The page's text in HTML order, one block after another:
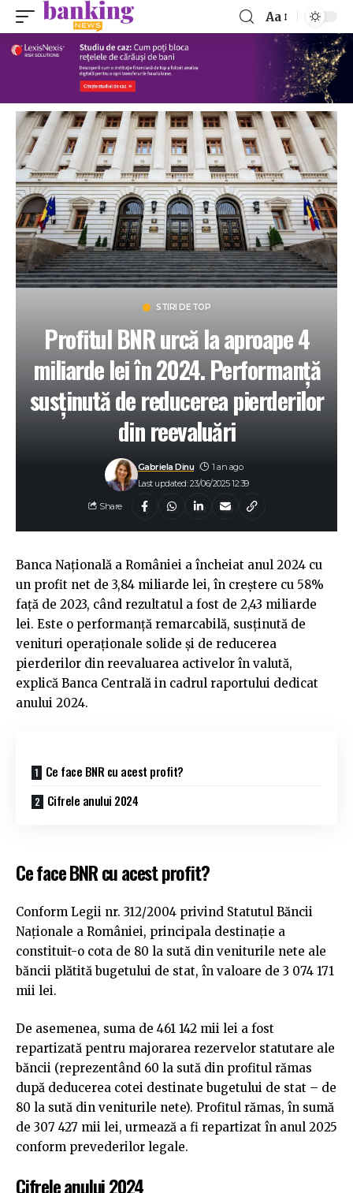
Aa
STIRI DE TOP
Profitul BNR urcă la aproape 4
miliarde lei în 2024. Performanță
susținută de reducerea pierderilor
din reevaluări
Last updated: 23/06/2025 12:39
Gabriela Dinu 1 an ago
Share
Banca Națională a României a încheiat anul 2024 cu
un profit net de 3,84 miliarde lei, în creștere cu 58%
față de 2023, când rezultatul a fost de 2,43 miliarde
lei. Este o performanță remarcabilă, susținută de
venituri operaționale solide și de reducerea
pierderilor din reevaluarea activelor în valută,
explică Banca Centrală in cadrul raportului dedicat
anului 2024.
Ce face BNR cu acest profit?
Cifrele anului 2024
Ce face BNR cu acest profit?
Conform Legii nr. 312/2004 privind Statutul Băncii
Naționale a României, principala destinație a
constituit-o cota de 80 la sută din veniturile nete ale
băncii plătită bugetului de stat, în valoare de 3 074 171
mii lei.
De asemenea, suma de 461 142 mii lei a fost
repartizată pentru majorarea rezervelor statutare ale
băncii (reprezentând 60 la sută din profitul rămas
după deducerea cotei destinate bugetului de stat – de
80 la sută din veniturile nete). Profitul rămas, în sumă
de 307 427 mii lei, urmează a fi repartizat în anul 2025
conform prevederilor legale.
Cifrele anului 2024